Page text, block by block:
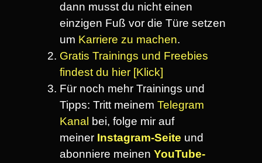
dann musst du nicht einen
einzigen Fuß vor die Türe setzen
um Karriere zu machen.
Gratis Trainings und Freebies
findest du hier [Klick]
Für noch mehr Trainings und
Tipps: Tritt meinem Telegram
Kanal bei, folge mir auf
meiner Instagram-Seite und
abonniere meinen YouTube-